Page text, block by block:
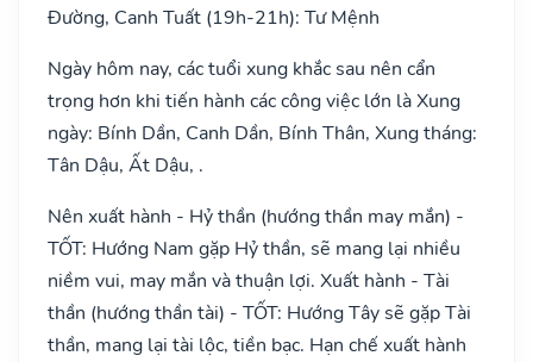
Đường, Canh Tuất (19h-21h): Tư Mệnh
Ngày hôm nay, các tuổi xung khắc sau nên cẩn
trọng hơn khi tiến hành các công việc lớn là Xung
ngày: Bính Dần, Canh Dần, Bính Thân, Xung tháng:
Tân Dậu, Ất Dậu, .
Nên xuất hành - Hỷ thần (hướng thần may mắn) -
TỐT: Hướng Nam gặp Hỷ thần, sẽ mang lại nhiều
niềm vui, may mắn và thuận lợi. Xuất hành - Tài
thần (hướng thần tài) - TỐT: Hướng Tây sẽ gặp Tài
thần, mang lại tài lộc, tiền bạc. Hạn chế xuất hành